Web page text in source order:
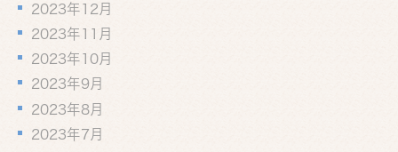
2023年12月
2023年11月
2023年10月
2023年9月
2023年8月
2023年7月